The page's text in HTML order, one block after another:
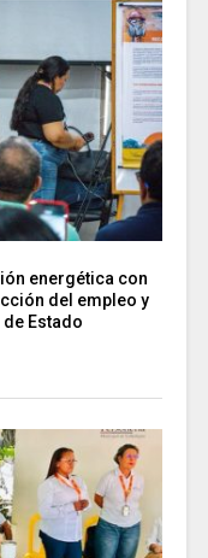
energética con
del empleo y
Estado